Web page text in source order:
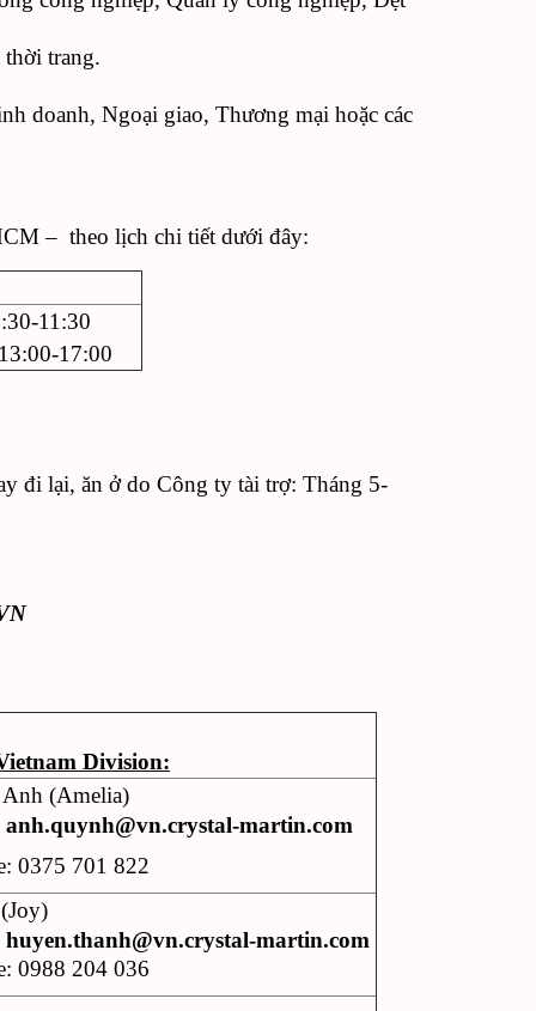
thời trang.
doanh, Ngoại giao, Thương mại hoặc các
– theo lịch chi tiết dưới đây:
11:30
17:00
đi lại, ăn ở do Công ty tài trợ: Tháng 5-
Division:
(Amelia)
anh.quynh@vn.crystal-martin.com
0375 701 822
huyen.thanh@vn.crystal-martin.com
0988 204 036